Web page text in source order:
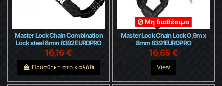
Master Lock Chain Combination
Lock steel 8mm 8392EURDPRO
16,16 €
Προσθήκη στο καλάθι
Μη διαθέσιμο
Master Lock Chain Lock 0,9m x
8mm 8391EURDPRO
16,65 €
View